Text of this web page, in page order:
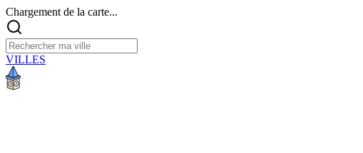
Chargement de la carte...
VILLES